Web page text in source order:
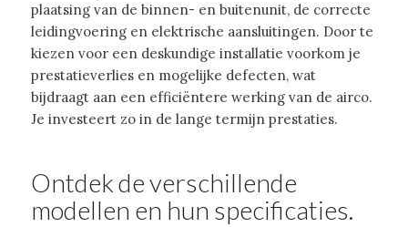
plaatsing van de binnen- en buitenunit, de correcte
leidingvoering en elektrische aansluitingen. Door te
kiezen voor een deskundige installatie voorkom je
prestatieverlies en mogelijke defecten, wat
bijdraagt aan een efficiëntere werking van de airco.
Je investeert zo in de lange termijn prestaties.
Ontdek de verschillende
modellen en hun specificaties.